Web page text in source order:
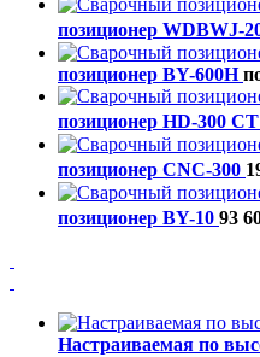
позиционер WDBWJ-
позиционер BY-600H
позиционер HD-300 CT
позиционер CNC-300
позиционер BY-10 93
Настраиваемая по